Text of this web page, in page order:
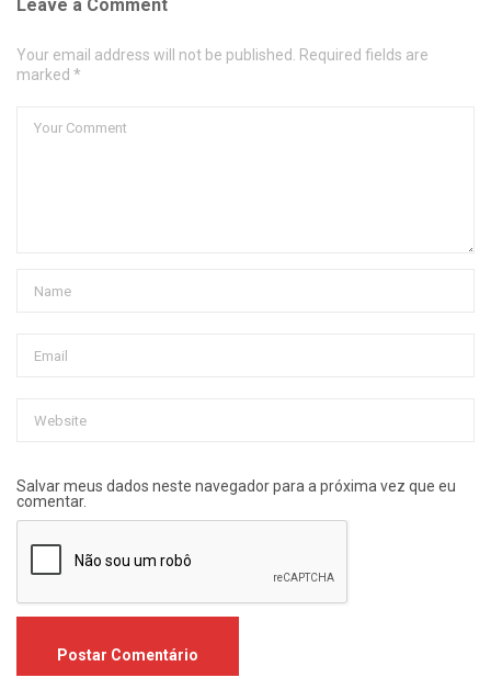
Leave a Comment
Your email address will not be published. Required fields are
marked *
Salvar meus dados neste navegador para a próxima vez que eu
comentar.